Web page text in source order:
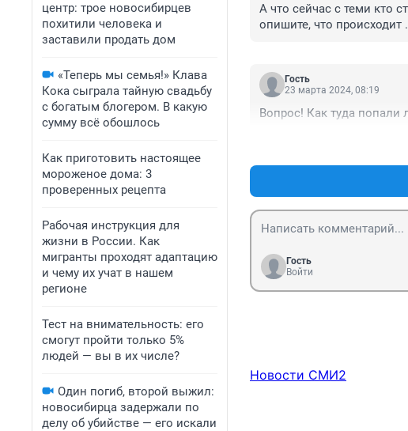
центр: трое новосибирцев
похитили человека и
заставили продать дом
«Теперь мы семья!» Клава
Кока сыграла тайную свадьбу
с богатым блогером. В какую
сумму всё обошлось
Как приготовить настоящее
мороженое дома: 3
проверенных рецепта
Рабочая инструкция для
жизни в России. Как
мигранты проходят адаптацию
и чему их учат в нашем
регионе
Тест на внимательность: его
смогут пройти только 5%
людей — вы в их числе?
Один погиб, второй выжил:
новосибирца задержали по
делу об убийстве — его искали
А что сейчас с теми кто
опишите, что происходит .
Гость
23 марта 2024, 08:19
Вопрос! Как туда попали
Гость
Войти
Новости СМИ2